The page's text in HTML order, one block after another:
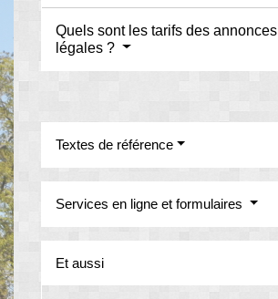
Quels sont les tarifs des annonces
légales ?
Textes de référence
Services en ligne et formulaires
Et aussi